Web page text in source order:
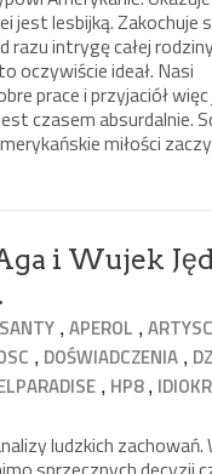
jest lesbijką. Zakochuje
intrygę całej
oczywiście ideał. Nasi
prace i przyjaciół więc
czasem absurdalnie.
miłości
i Wujek
,APEROL ,
, DOŚWIADCZENIA ,
, HP8,
ludzkich zachowań.